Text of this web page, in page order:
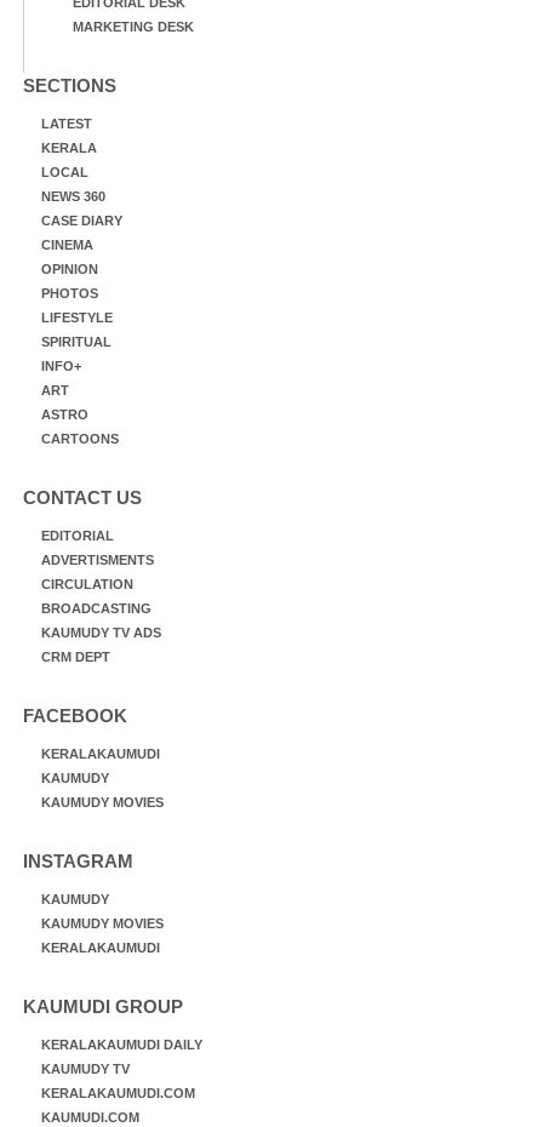
MARKETING DESK
SECTIONS
LATEST
KERALA
LOCAL
NEWS 360
CASE DIARY
CINEMA
OPINION
PHOTOS
LIFESTYLE
SPIRITUAL
INFO+
ART
ASTRO
CARTOONS
CONTACT US
EDITORIAL
ADVERTISMENTS
CIRCULATION
BROADCASTING
KAUMUDY TV ADS
CRM DEPT
FACEBOOK
KERALAKAUMUDI
KAUMUDY
KAUMUDY MOVIES
INSTAGRAM
KAUMUDY
KAUMUDY MOVIES
KERALAKAUMUDI
KAUMUDI GROUP
KERALAKAUMUDI DAILY
KAUMUDY TV
KERALAKAUMUDI.COM
KAUMUDI.COM